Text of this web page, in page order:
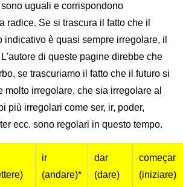
uguali e corrispondono
radice. Se si trascura il fatto che il
indicativo è quasi sempre irregolare, il
di queste pagine direbbe che
se trascuriamo il fatto che il futuro si
molto irregolare, che sia irregolare al
più irregolari come ser, ir, poder,
ecc. sono regolari in questo tempo.
ir
(andare)*
dar
(dare)
começar
(iniziare)